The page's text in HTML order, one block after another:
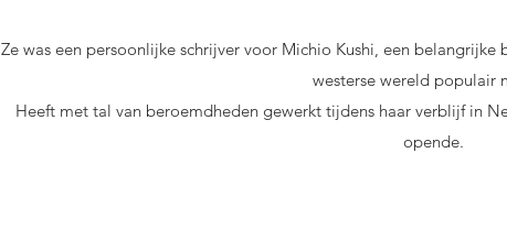
Ze was een persoonlijke schrijver voor Michio Kushi, een
westerse wereld populair
Heeft met tal van beroemdheden gewerkt tijdens haar verblijf in
opende.